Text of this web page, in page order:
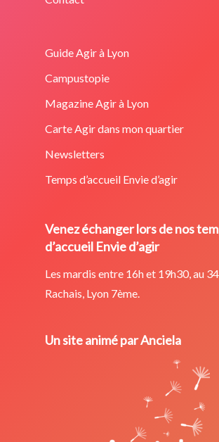
Guide Agir à Lyon
Campustopie
Magazine Agir à Lyon
Carte Agir dans mon quartier
Newsletters
Temps d’accueil Envie d’agir
Venez échanger lors de nos
d’accueil Envie d’agir
Les mardis entre 16h et 19h30, au
Rachais, Lyon 7ème.
Un site animé par Anciela